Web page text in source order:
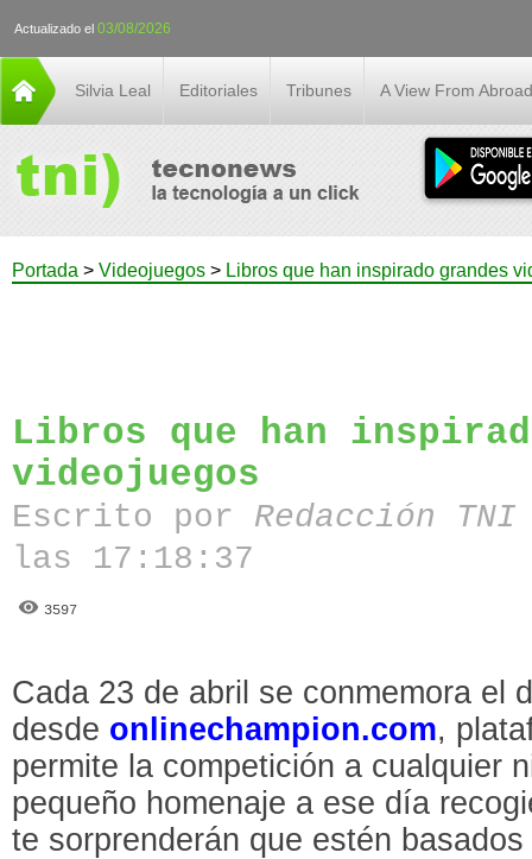
Actualizado el 03/08/2026
Silvia Leal Editoriales Tribunes A View From Abroad
Portada > Videojuegos > Libros que han inspirado grandes
Libros que han
videojuegos
Escrito por Redacción
las 17:18:37
3597
Cada 23 de abril se conmemora el
desde onlinechampion.com,
permite la competición a cualquier
pequeño homenaje a ese día
te sorprenderán que estén